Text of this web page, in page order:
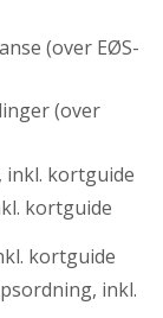
(over EØS-
(over
inkl. kortguide
kortguide
kortguide
inkl.